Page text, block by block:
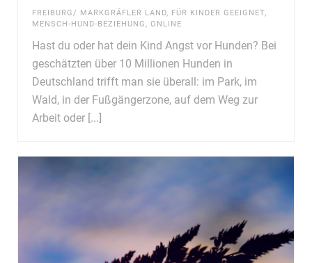
FREIBURG/ MARKGRÄFLER LAND, FÜR KINDER GEEIGNET,
MENSCH-HUND-BEZIEHUNG, ONLINE
Hast du oder hat dein Kind Angst vor Hunden? Bei
geschätzten über 10 Millionen Hunden in
Deutschland trifft man sie überall: im Park, im
Wald, in der Fußgängerzone, auf dem Weg zur
Arbeit oder [...]